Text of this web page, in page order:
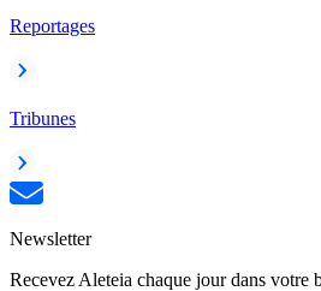
Reportages
Tribunes
Newsletter
Recevez Aleteia chaque jour dans votre